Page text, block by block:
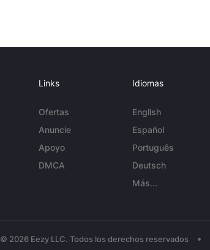
Links
Ofertas
Anuncie
Apoyo
DMCA
Idiomas
English
Español
Português
Deutsch
Más...
© 2026 Eezy LLC. Todos los derechos reservados •